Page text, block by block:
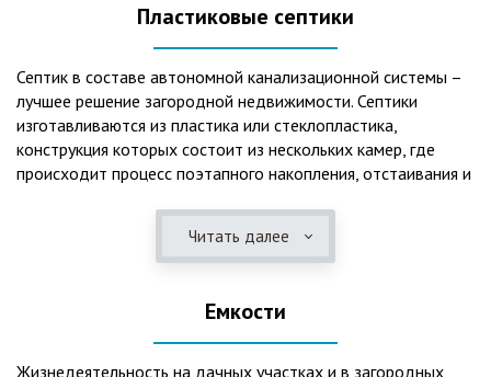
Пластиковые септики
Септик в составе автономной канализационной системы –
лучшее решение загородной недвижимости. Септики
изготавливаются из пластика или стеклопластика,
конструкция которых состоит из нескольких камер, где
происходит процесс поэтапного накопления, отстаивания и
длительный срок службы, так как не подвержены коррозии.
2. Обладают высокой прочностью – способны
состоянии. 3. Могут эксплуатироваться в любом регионе
России при любых низких температурах. 4. Полностью
герметичны, что дает гарантию по полной безопасности
Читать далее
Емкости
Жизнедеятельность на дачных участках и в загородных